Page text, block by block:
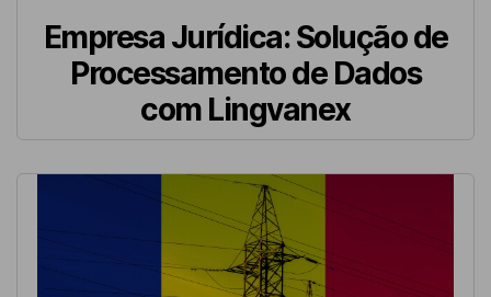
Empresa Jurídica: Solução de
Processamento de Dados
com Lingvanex